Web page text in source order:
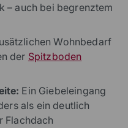
– auch bei begrenztem
Wohnbedarf
der Spitzboden
Ein Giebeleingang
als ein deutlich
Flachdach